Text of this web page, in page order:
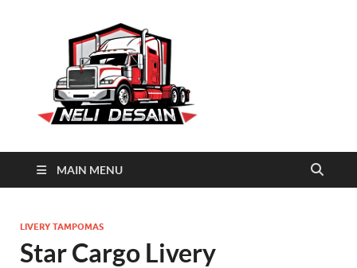
MAIN MENU
LIVERY TAMPOMAS
Star Cargo Livery